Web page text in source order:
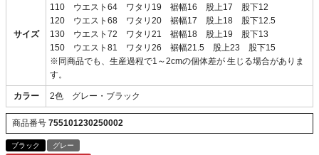
サイズ
110 ウエスト64 ワタリ19 裾幅16 股上17 股下12
120 ウエスト68 ワタリ20 裾幅17 股上18 股下12.5
130 ウエスト72 ワタリ21 裾幅18 股上19 股下13
150 ウエスト81 ワタリ26 裾幅21.5 股上23 股下15
※同商品でも、生産過程で1～2cmの個体差が 生じる場合がありま
す。
カラー 2色 グレー・ブラック
商品番号 755101230250002
ブラック
グレー